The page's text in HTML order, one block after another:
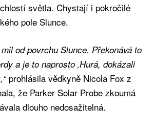
světla. Chystají i pokročilé
pole Slunce.
od povrchu Slunce. Překonává to
a je to naprosto ‚Hurá, dokázali
prohlásila vědkyně Nicola Fox z
že Parker Solar Probe zkoumá
dlouho nedosažitelná.